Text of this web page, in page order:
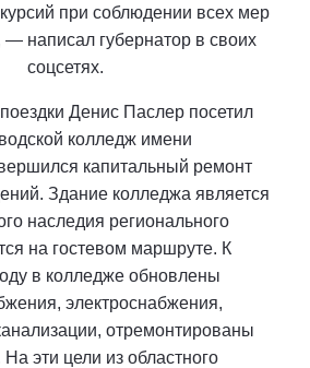
при соблюдении всех мер
— написал губернатор в своих
соцсетях.
Денис Паслер посетил
колледж имени
капитальный ремонт
Здание колледжа является
наследия регионального
на гостевом маршруте. К
в колледже обновлены
электроснабжения,
отремонтированы
эти цели из областного